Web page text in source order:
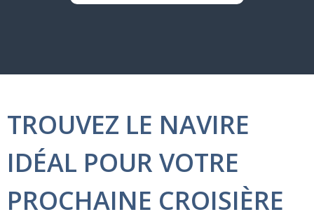
TROUVEZ LE NAVIRE
IDÉAL POUR VOTRE
PROCHAINE CROISIÈRE